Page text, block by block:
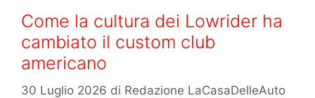
Come la cultura dei Lowrider ha
cambiato il custom club
americano
30 Luglio 2026 di Redazione LaCasaDelleAuto